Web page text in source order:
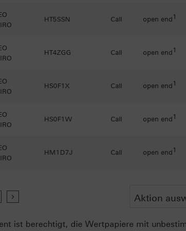
HT5SSN Call open end1
HT4ZGG Call open end1
HS0F1X Call open end1
HS0F1W Call open end1
HM1D7J Call open end1
ist berechtigt, die Wertpapiere mit